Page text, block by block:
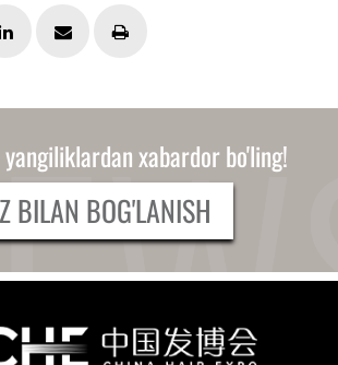
yangiliklardan xabardor bo'ling!
BILAN BOG'LANISH